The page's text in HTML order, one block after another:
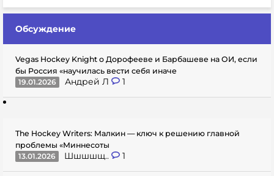
Обсуждение
Vegas Hockey Knight о Дорофееве и Барбашеве на ОИ, если
бы Россия «научилась вести себя иначе
19.01.2026
Андрей Л 1
The Hockey Writers: Малкин — ключ к решению главной
проблемы «Миннесоты
13.01.2026
Шшшшщ.. 1